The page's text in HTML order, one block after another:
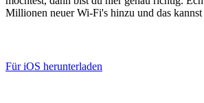
Millionen neuer Wi-Fi's hinzu und das kannst
Für iOS herunterladen